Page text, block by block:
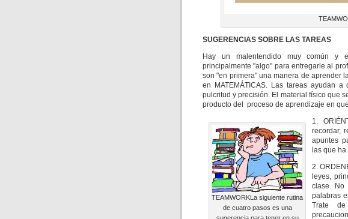
SUGERENCIAS SOBRE LAS TAREAS
Hay un malentendido muy común y
principalmente "algo" para entregarle al
son "en primera" una manera de aprender
en MATEMÁTICAS. Las tareas ayudan
pulcritud y precisión. El material físico que
producto del proceso de aprendizaje en
TEAMWORKLa siguiente rutina
de cuatro pasos es una
1.
recordar,
apuntes
las que
2.
leyes,
clase. No
palabras
Trate